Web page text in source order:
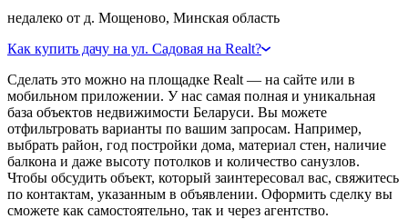
недалеко от д. Мощеново, Минская область
Как купить дачу на ул. Садовая на Realt?
Сделать это можно на площадке Realt — на сайте или в
мобильном приложении. У нас самая полная и уникальная
база объектов недвижимости Беларуси. Вы можете
отфильтровать варианты по вашим запросам. Например,
выбрать район, год постройки дома, материал стен, наличие
балкона и даже высоту потолков и количество санузлов.
Чтобы обсудить объект, который заинтересовал вас, свяжитесь
по контактам, указанным в объявлении. Оформить сделку вы
сможете как самостоятельно, так и через агентство.